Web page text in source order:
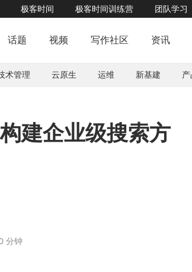
极客时间 极客时间训练营 团队学习
话题 视频 写作社区 资讯
术管理 云原生 运维 新基建 产
建企业级搜索方
分钟